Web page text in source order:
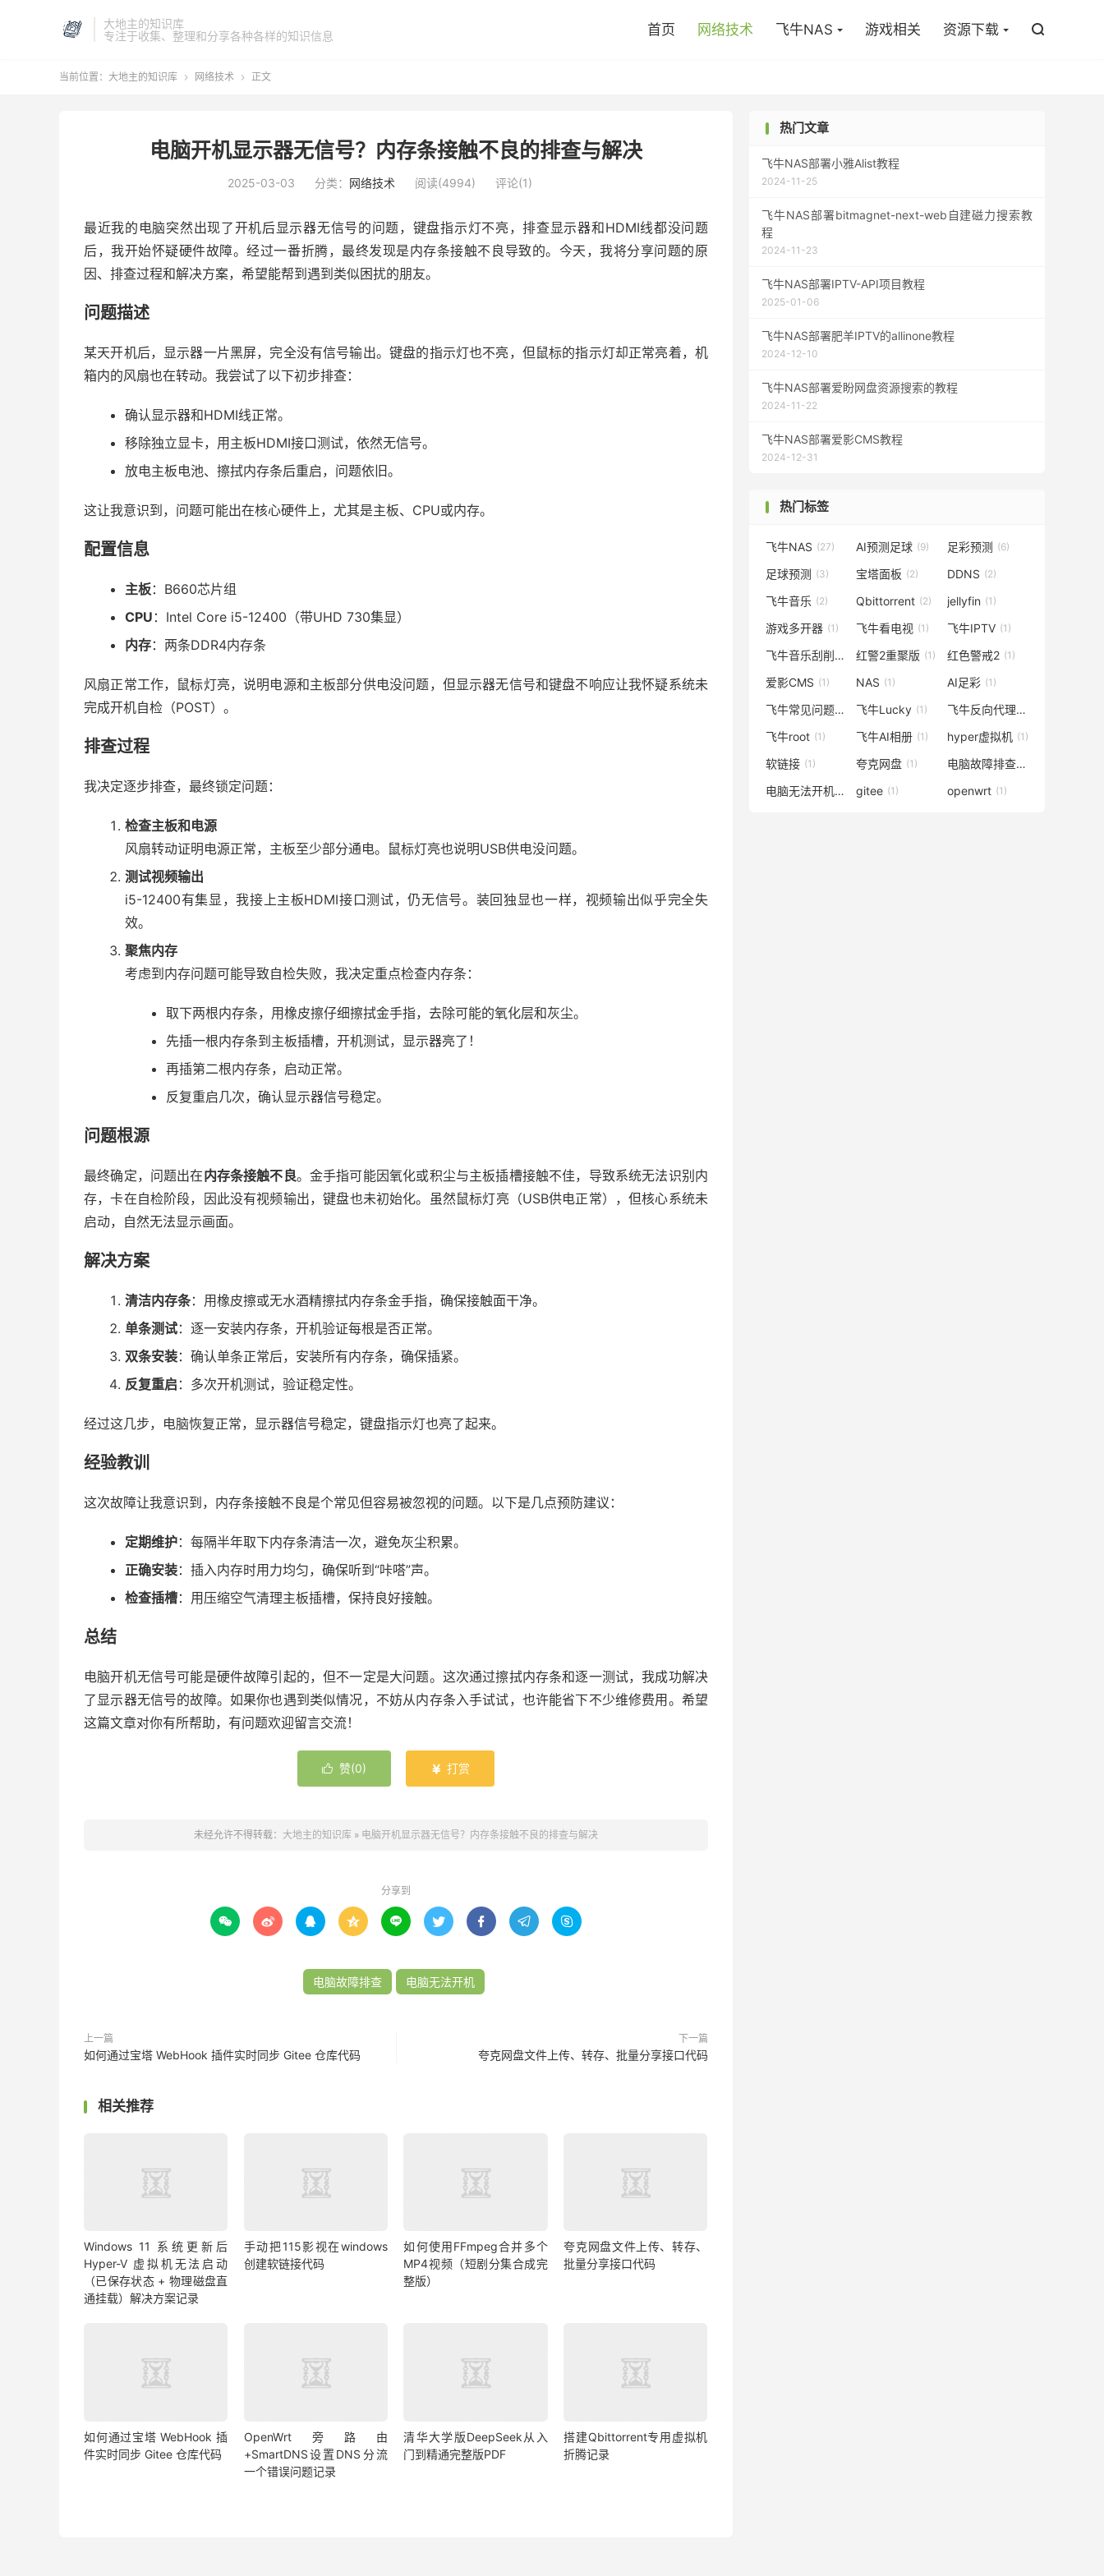
大地主的知识库
专注于收集、整理和分享各种各样的知识信息
首页 网络技术 飞牛NAS 游戏相关 资源下载 
当前位置： 大地主的知识库  网络技术  正文
电脑开机显示器无信号？内存条接触不良的排查与解决
2025-03-03 分类： 网络技术 阅读(4994) 评论(1)
最近我的电脑突然出现了开机后显示器无信号的问题，键盘指示灯不亮，排查显示器和HDMI线都没问题
后，我开始怀疑硬件故障。经过一番折腾，最终发现是内存条接触不良导致的。今天，我将分享问题的原
因、排查过程和解决方案，希望能帮到遇到类似困扰的朋友。
问题描述
某天开机后，显示器一片黑屏，完全没有信号输出。键盘的指示灯也不亮，但鼠标的指示灯却正常亮着，机
箱内的风扇也在转动。我尝试了以下初步排查：
确认显示器和HDMI线正常。
移除独立显卡，用主板HDMI接口测试，依然无信号。
放电主板电池、擦拭内存条后重启，问题依旧。
这让我意识到，问题可能出在核心硬件上，尤其是主板、CPU或内存。
配置信息
主板：B660芯片组
CPU ：Intel Core i5-12400（带UHD 730集显）
内存：两条DDR4内存条
风扇正常工作，鼠标灯亮，说明电源和主板部分供电没问题，但显示器无信号和键盘不响应让我怀疑系统未
完成开机自检（POST）。
排查过程
我决定逐步排查，最终锁定问题：
检查主板和电源
风扇转动证明电源正常，主板至少部分通电。鼠标灯亮也说明USB供电没问题。
测试视频输出
i5-12400有集显，我接上主板HDMI接口测试，仍无信号。装回独显也一样，视频输出似乎完全失
效。
聚焦内存
考虑到内存问题可能导致自检失败，我决定重点检查内存条：
取下两根内存条，用橡皮擦仔细擦拭金手指，去除可能的氧化层和灰尘。
先插一根内存条到主板插槽，开机测试，显示器亮了！
再插第二根内存条，启动正常。
反复重启几次，确认显示器信号稳定。
问题根源
最终确定，问题出在内存条接触不良。金手指可能因氧化或积尘与主板插槽接触不佳，导致系统无法识别内
存，卡在自检阶段，因此没有视频输出，键盘也未初始化。虽然鼠标灯亮（USB供电正常），但核心系统未
启动，自然无法显示画面。
解决方案
清洁内存条：用橡皮擦或无水酒精擦拭内存条金手指，确保接触面干净。
单条测试：逐一安装内存条，开机验证每根是否正常。
双条安装：确认单条正常后，安装所有内存条，确保插紧。
反复重启 ：多次开机测试，验证稳定性。
经过这几步，电脑恢复正常，显示器信号稳定，键盘指示灯也亮了起来。
经验教训
这次故障让我意识到，内存条接触不良是个常见但容易被忽视的问题。以下是几点预防建议：
定期维护：每隔半年取下内存条清洁一次，避免灰尘积累。
正确安装：插入内存时用力均匀，确保听到“咔嗒”声。
检查插槽：用压缩空气清理主板插槽，保持良好接触。
总结
电脑开机无信号可能是硬件故障引起的，但不一定是大问题。这次通过擦拭内存条和逐一测试，我成功解决
了显示器无信号的故障。如果你也遇到类似情况，不妨从内存条入手试试，也许能省下不少维修费用。希望
这篇文章对你有所帮助，有问题欢迎留言交流！
 赞(0)  打赏
未经允许不得转载： 大地主的知识库 » 电脑开机显示器无信号？内存条接触不良的排查与解决
分享到
        
电脑故障排查 电脑无法开机
上一篇
如何通过宝塔 WebHook 插件实时同步 Gitee 仓库代码
下一篇
夸克网盘文件上传、转存、批量分享接口代码
相关推荐
Windows 11 系统更新后
Hyper-V 虚拟机无法启动
（已保存状态 + 物理磁盘直
通挂载）解决方案记录
手动把115影视在windows
创建软链接代码
如何使用FFmpeg合并多个
MP4视频（短剧分集合成完
整版）
夸克网盘文件上传、转存、
批量分享接口代码
如何通过宝塔 WebHook 插
件实时同步 Gitee 仓库代码
OpenWrt旁路由
+SmartDNS设置DNS分流
一个错误问题记录
清华大学版DeepSeek从入
门到精通完整版PDF
搭建Qbittorrent专用虚拟机
折腾记录
热门文章
飞牛NAS部署小雅Alist教程
2024-11-25
飞牛NAS部署bitmagnet-next-web自建磁力搜索教
程
2024-11-23
飞牛NAS部署IPTV-API项目教程
2025-01-06
飞牛NAS部署肥羊IPTV的allinone教程
2024-12-10
飞牛NAS部署爱盼网盘资源搜索的教程
2024-11-22
飞牛NAS部署爱影CMS教程
2024-12-31
热门标签
飞牛NAS (27) AI预测足球 (9) 足彩预测 (6)
足球预测 (3) 宝塔面板 (2) DDNS (2)
飞牛音乐 (2) Qbittorrent (2) jellyfin (1)
游戏多开器 (1) 飞牛看电视 (1) 飞牛IPTV (1)
飞牛音乐刮削
(1) 红警2重聚版 (1) 红色警戒2 (1)
爱影CMS (1) NAS (1) AI足彩 (1)
飞牛常见问题
(1) 飞牛Lucky (1) 飞牛反向代理
(1)
飞牛root (1) 飞牛AI相册 (1) hyper虚拟机 (1)
软链接 (1) 夸克网盘 (1) 电脑故障排查
(1)
电脑无法开机
(1) gitee (1) openwrt (1)